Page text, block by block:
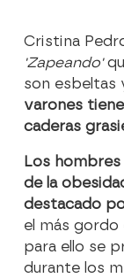
Cristina
'Zapeando'
son esbeltas
varones
caderas
Los
de la
destacado
el más
para ello se
durante los